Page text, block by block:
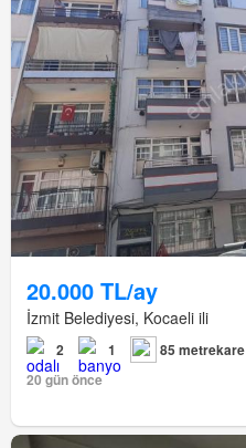
20.000 TL/ay
İzmit Belediyesi, Kocaeli ili
2 1
85 metrekare
20 gün önce